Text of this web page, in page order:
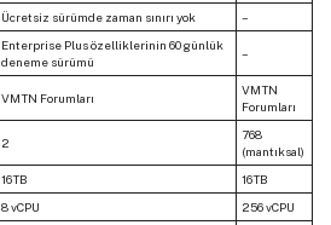
Ücretsiz sürümde zaman sınırı yok –
Enterprise Plus özelliklerinin 60 günlük
deneme sürümü
–
VMTN Forumları
VMTN
Forumları
2
768
(mantıksal)
16TB
16TB
8 vCPU
256 vCPU